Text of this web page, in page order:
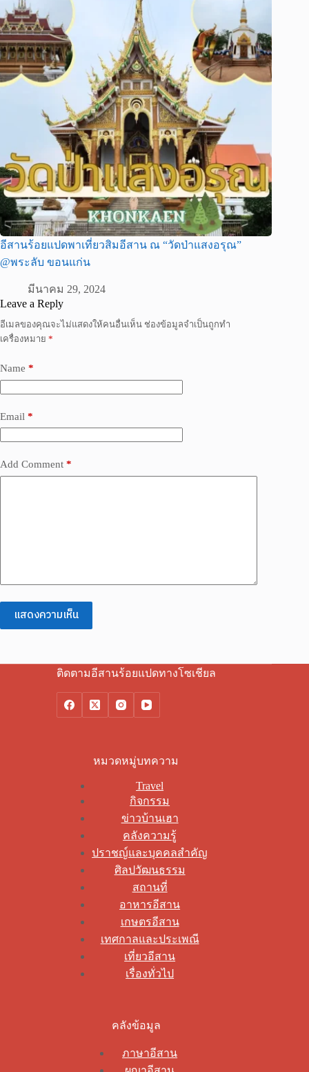
อีสานร้อยแปดพาเที่ยวสิมอีสาน ณ “วัดป่าแสงอรุณ”
@พระลับ ขอนแก่น
มีนาคม 29, 2024
Leave a Reply
อีเมลของคุณจะไม่แสดงให้คนอื่นเห็น ช่องข้อมูลจำเป็นถูกทำ
เครื่องหมาย *
Name *
Email *
Add Comment *
แสดงความเห็น
ติดตามอีสานร้อยแปดทางโซเชียล
หมวดหมู่บทความ
Travel
กิจกรรม
ข่าวบ้านเฮา
คลังความรู้
ปราชญ์และบุคคลสำคัญ
ศิลปวัฒนธรรม
สถานที่
อาหารอีสาน
เกษตรอีสาน
เทศกาลและประเพณี
เที่ยวอีสาน
เรื่องทั่วไป
คลังข้อมูล
ภาษาอีสาน